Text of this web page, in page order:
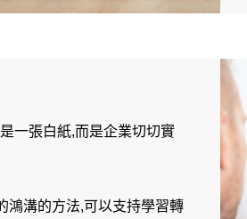
一張白紙,而是企業切切實
鴻溝的方法,可以支持學習轉